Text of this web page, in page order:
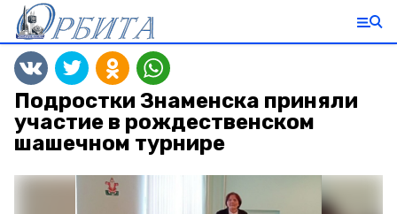
Подростки Знаменска приняли
участие в рождественском
шашечном турнире